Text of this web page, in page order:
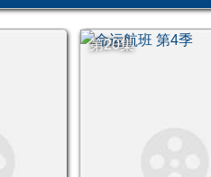
第20集